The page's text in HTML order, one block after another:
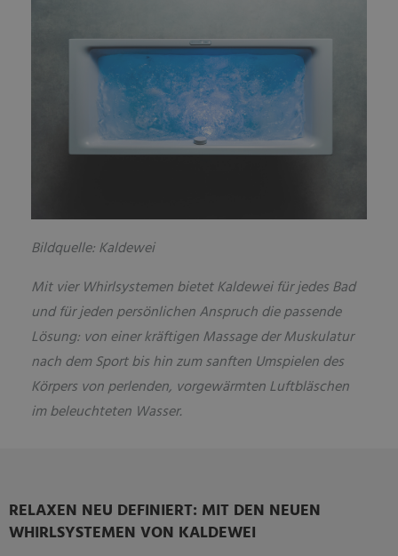
Bildquelle: Kaldewei
Mit vier Whirlsystemen bietet Kaldewei für jedes Bad
und für jeden persönlichen Anspruch die passende
Lösung: von einer kräftigen Massage der Muskulatur
nach dem Sport bis hin zum sanften Umspielen des
Körpers von perlenden, vorgewärmten Luftbläschen
im beleuchteten Wasser.
RELAXEN NEU DEFINIERT: MIT DEN NEUEN
WHIRLSYSTEMEN VON KALDEWEI